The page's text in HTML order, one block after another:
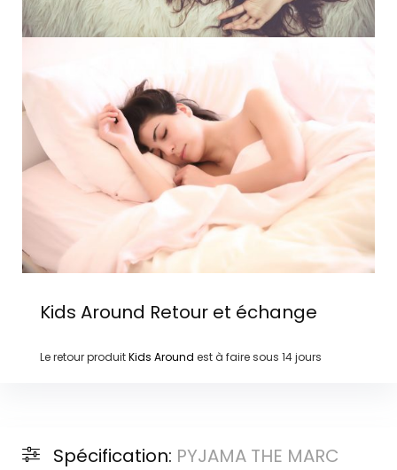
Kids Around Retour et échange
Le retour produitKids Around est à faire sous 14 jours
Spécification: PYJAMA THE MARC